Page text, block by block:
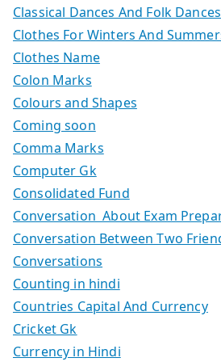
Classical Dances And Folk Dances
Clothes For Winters And
Clothes Name
Colon Marks
Colours and Shapes
Coming soon
Comma Marks
Computer Gk
Consolidated Fund
Conversation About Exam
Conversation Between Two
Conversations
Counting in hindi
Countries Capital And Currency
Cricket Gk
Currency in Hindi